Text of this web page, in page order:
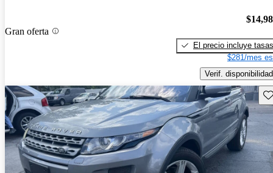
Gran oferta
El precio incluye tasas
$281/mes
Verif. disponibilidad